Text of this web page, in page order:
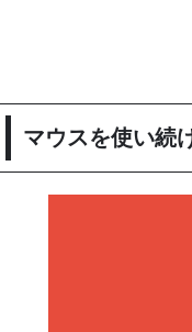
マウスを使い続